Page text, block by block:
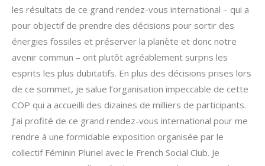
les résultats de ce grand rendez-vous international – qui a
pour objectif de prendre des décisions pour sortir des
énergies fossiles et préserver la planète et donc notre
avenir commun – ont plutôt agréablement surpris les
esprits les plus dubitatifs. En plus des décisions prises lors
de ce sommet, je salue l’organisation impeccable de cette
COP qui a accueilli des dizaines de milliers de participants.
J’ai profité de ce grand rendez-vous international pour me
rendre à une formidable exposition organisée par le
collectif Féminin Pluriel avec le French Social Club. Je